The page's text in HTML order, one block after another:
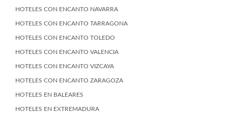
HOTELES CON ENCANTO NAVARRA
HOTELES CON ENCANTO TARRAGONA
HOTELES CON ENCANTO TOLEDO
HOTELES CON ENCANTO VALENCIA
HOTELES CON ENCANTO VIZCAYA
HOTELES CON ENCANTO ZARAGOZA
HOTELES EN BALEARES
HOTELES EN EXTREMADURA